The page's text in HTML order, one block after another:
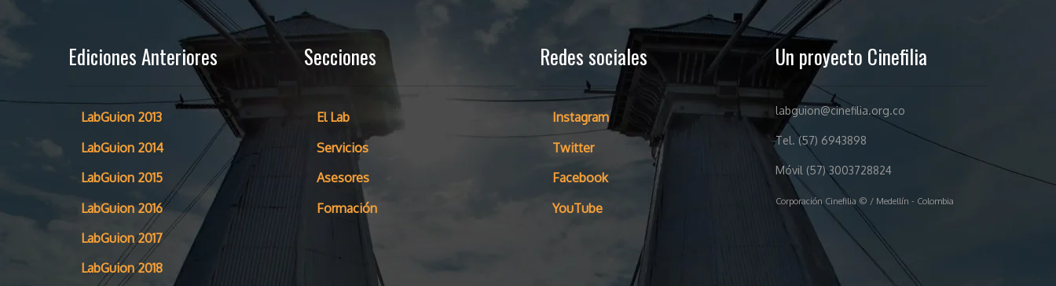
Ediciones Anteriores
LabGuion 2013
LabGuion 2014
LabGuion 2015
LabGuion 2016
LabGuion 2017
LabGuion 2018
Secciones
El Lab
Servicios
Asesores
Formación
Redes sociales
Instagram
Twitter
Facebook
YouTube
Un proyecto Cinefilia
labguion@cinefilia.org.co
Tel. (57) 6943898
Móvil (57) 3003728824
Corporación Cinefilia © / Medellín - Colombia